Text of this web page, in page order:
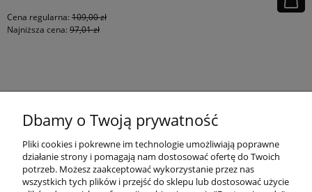
Cena regularna: 109,00 zł
Najniższa cena: 97,01 zł
MOJE KONTO
Dbamy o Twoją prywatność
Pliki cookies i pokrewne im technologie umożliwiają poprawne
działanie strony i pomagają nam dostosować ofertę do Twoich
potrzeb. Możesz zaakceptować wykorzystanie przez nas
wszystkich tych plików i przejść do sklepu lub dostosować użycie